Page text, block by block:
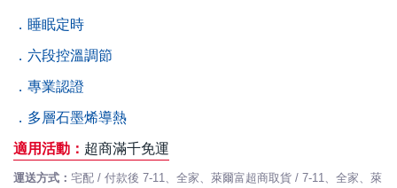
．睡眠定時
．六段控溫調節
．專業認證
．多層石墨烯導熱
適用活動： 超商滿千免運
運送方式： 宅配 / 付款後 7-11、全家、萊爾富超商取貨 / 7-11、全家、萊